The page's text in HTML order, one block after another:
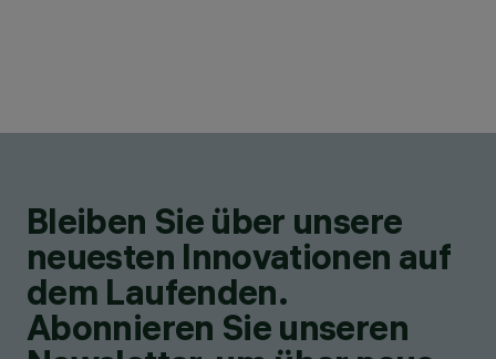
Bleiben Sie über unsere
neuesten Innovationen auf
dem Laufenden.
Abonnieren Sie unseren